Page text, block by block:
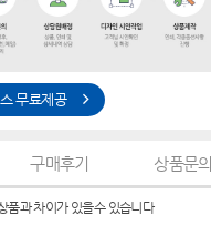
무료제공
구매후기 상품문의
품과 차이가 있을수 있습니다